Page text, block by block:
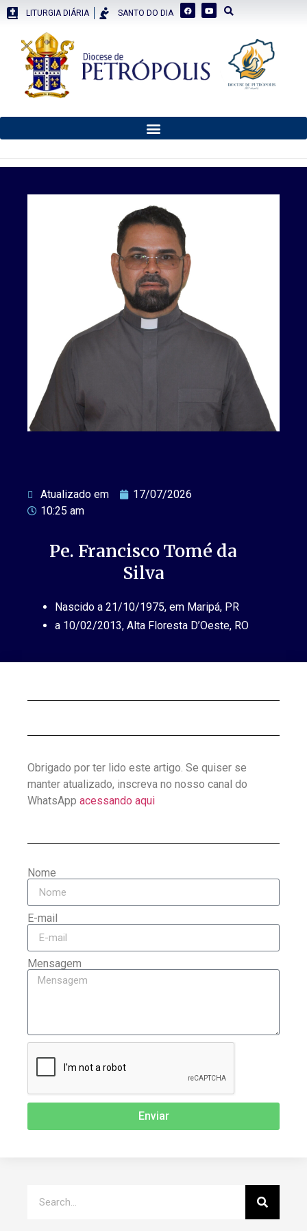
LITURGIA DIÁRIA SANTO DO DIA
Atualizado em
17/07/2026
10:25 am
Pe. Francisco Tomé da
Silva
Nascido a 21/10/1975, em Maripá, PR
a 10/02/2013, Alta Floresta D’Oeste, RO
Obrigado por ter lido este artigo. Se quiser se
manter atualizado, inscreva no nosso canal do
WhatsApp acessando aqui
Nome
E-mail
Mensagem
Enviar